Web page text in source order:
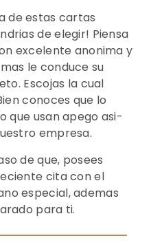
de estas cartas
de elegir! Piensa
excelente anonima y
le conduce su
Escojas la cual
conoces que lo
que usan apego asi­
empresa.
de que, posees
cita con el
especial, ademas
para ti.